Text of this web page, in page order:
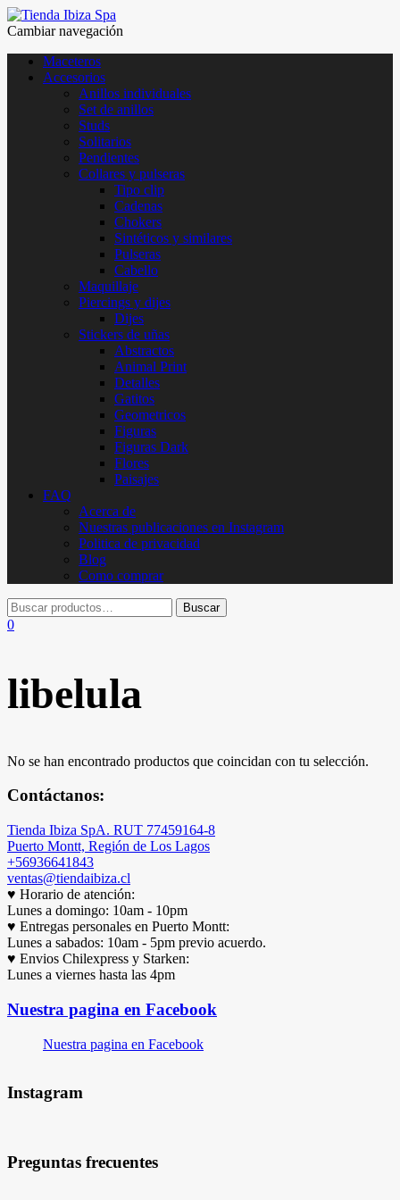
Cambiar navegación
Maceteros
Accesorios
Anillos individuales
Set de anillos
Studs
Solitarios
Pendientes
Collares y pulseras
Tipo clip
Cadenas
Chokers
Sintéticos y similares
Pulseras
Cabello
Maquillaje
Piercings y dijes
Dijes
Stickers de uñas
Abstractos
Animal Print
Detalles
Gatitos
Geometricos
Figuras
Figuras Dark
Flores
Paisajes
FAQ
Acerca de
Nuestras publicaciones en Instagram
Politica de privacidad
Blog
Como comprar
0
libelula
No se han encontrado productos que coincidan con tu selección.
Contáctanos:
Tienda Ibiza SpA. RUT 77459164-8
Puerto Montt, Región de Los Lagos
+56936641843
ventas@tiendaibiza.cl
♥ Horario de atención:
Lunes a domingo: 10am - 10pm
♥ Entregas personales en Puerto Montt:
Lunes a sabados: 10am - 5pm previo acuerdo.
♥ Envios Chilexpress y Starken:
Lunes a viernes hasta las 4pm
Nuestra pagina en Facebook
Nuestra pagina en Facebook
Instagram
Preguntas frecuentes